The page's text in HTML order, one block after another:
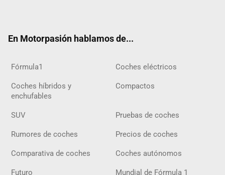
En Motorpasión hablamos de...
Fórmula1 Coches eléctricos
Coches híbridos y
enchufables
Compactos
SUV Pruebas de coches
Rumores de coches Precios de coches
Comparativa de coches Coches autónomos
Futuro Mundial de Fórmula 1